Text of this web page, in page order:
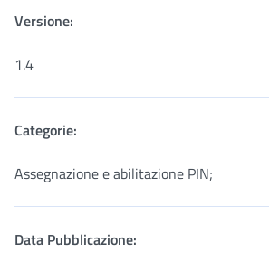
Versione:
1.4
Categorie:
Assegnazione e abilitazione PIN;
Data Pubblicazione: